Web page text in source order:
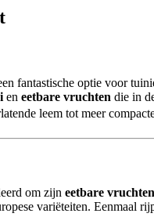
fantastische optie voor
en eetbare vruchten die in
leem tot meer
om zijn eetbare vruchten
variëteiten. Eenmaal